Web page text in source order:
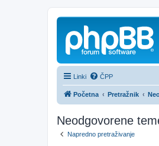
Linki ČPP
Početna Pretražnik
Neodgovorene
Napredno pretraživanje